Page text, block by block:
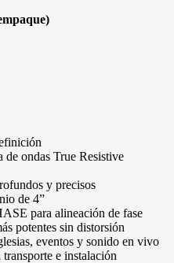
ondas True Resistive
y precisos
de 4”
para alineación de fase
potentes sin distorsión
eventos y sonido en vivo
e instalación